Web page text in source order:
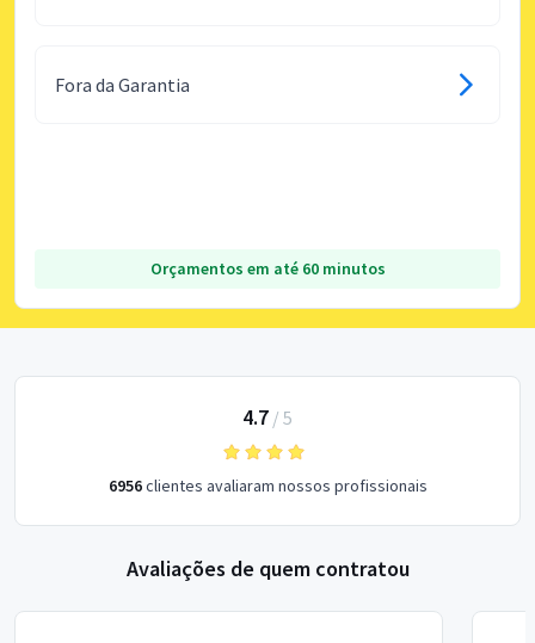
Fora da Garantia
Orçamentos em até 60 minutos
4.7 / 5
6956clientes avaliaram nossos profissionais
Avaliações de quem contratou